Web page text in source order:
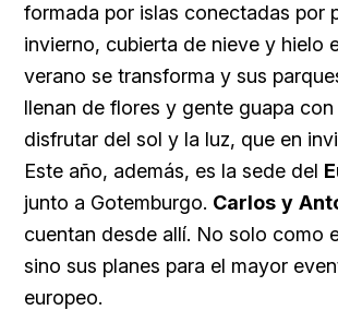
formada por islas conectadas por
invierno, cubierta de nieve y hielo
verano se transforma y sus
llenan de flores y gente guapa
disfrutar del sol y la luz, que en
Este año, además, es la sede del
junto a Gotemburgo. Carlos y
cuentan desde allí. No solo como
sino sus planes para el mayor
europeo.